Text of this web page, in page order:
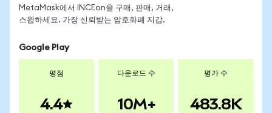
MetaMask에서 INCEon을 구매, 판매, 거래,
스왑하세요. 가장 신뢰받는 암호화폐 지갑.
Google Play
평점
4.4
다운로드 수
10M+
평가 수
483.8K